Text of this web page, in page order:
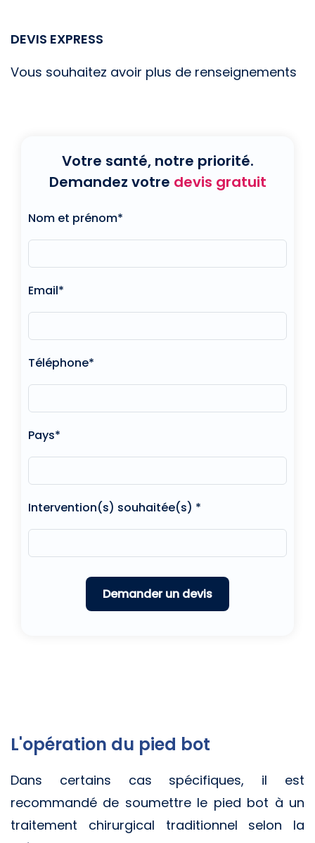
DEVIS EXPRESS
Vous souhaitez avoir plus de renseignements
Votre santé, notre priorité.
Demandez votre devis gratuit
Nom et prénom*
Email*
Téléphone*
Pays*
Intervention(s) souhaitée(s) *
L'opération du pied bot
Dans certains cas spécifiques, il est
recommandé de soumettre le pied bot à un
traitement chirurgical traditionnel selon la